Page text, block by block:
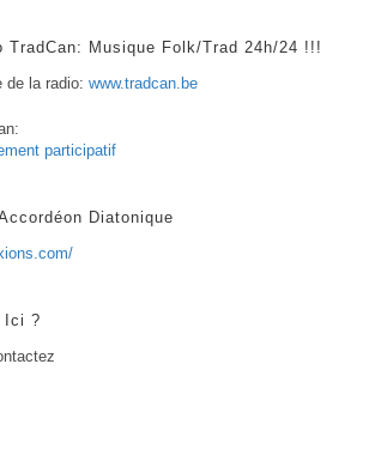
TradCan: Musique Folk/Trad 24h/24 !!!
de la radio:www.tradcan.be
participatif
Diatonique
Ici ?